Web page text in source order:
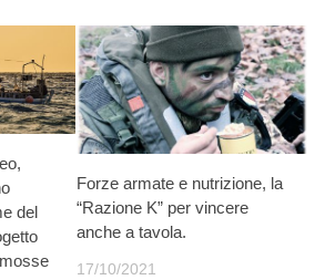
del
Forze armate e nutrizione, la
“Razione K” per vincere
anche a tavola.
17/10/2021